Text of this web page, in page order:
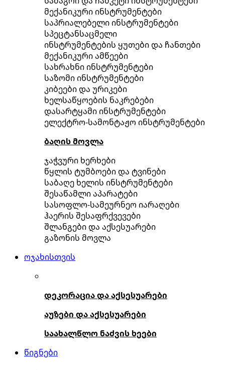
მექანიკური ინსტრუმენტები
საპრიალებელი ინსტრუმენტები
სპეცტანსაცმელი
ინსტრუმენტების ყუთები და ჩანთები
მექანიკური ამწეები
სახრახნი ინსტრუმენტები
საზომი ინსტრუმენტები
კიბეები და ურიკები
ხელსაწყოების ნაკრებები
დასარტყამი ინსტრუმენტები
ელექტრო-სამონტაჟო ინსტრუმენტები
ბაღის მოვლა
ჯაჭვური ხერხები
წყლის ტუმბოები და ტვინები
საბაღე ხელის ინსტრუმენტები
შესაწამლი აპარატები
სასოფლო-სამეურნეო იარაღები
ჰაერის შესაფრქვევები
შლანგები და აქსესუარები
გაზონის მოვლა
ოჯახისთვის
დეკორაცია და აქსესუარები
აუზები და აქსესუარები
საახალწლო ნაძვის ხეები
წიგნები